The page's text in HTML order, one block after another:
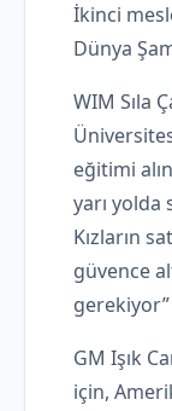
İkinci
Dünya
WIM Sıla
eğitimi
yarı yolda
Kızların
güvence
GM Işık
için,